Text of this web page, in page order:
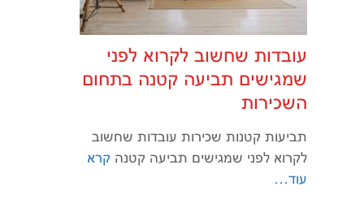
עובדות שחשוב לקרוא לפני
שמגישים תביעה קטנה בתחום
השכירות
תביעות קטנות שכירות עובדות שחשוב
לקרוא לפני שמגישים תביעה קטנה קרא
עוד…